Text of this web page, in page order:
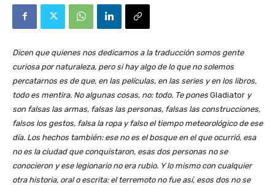
Dicen que quienes nos dedicamos a la traducción somos gente
curiosa por naturaleza, pero si hay algo de lo que no solemos
percatarnos es de que, en las películas, en las series y en los libros,
todo es mentira. No algunas cosas, no: todo. Te pones Gladiator y
son falsas las armas, falsas las personas, falsas las construcciones,
falsos los gestos, falsa la ropa y falso el tiempo meteorológico de ese
día. Los hechos también: ese no es el bosque en el que ocurrió, esa
no es la ciudad que conquistaron, esas dos personas no se
conocieron y ese legionario no era rubio. Y lo mismo con cualquier
otra historia, oral o escrita: el terremoto no fue así, esos dos no se